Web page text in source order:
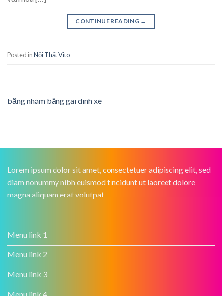
CONTINUE READING →
Posted inNội Thất Vito
băng nhám băng gai dính xé
Lorem ipsum dolor sit amet, consectetuer adipiscing elit, sed
diam nonummy nibh euismod tincidunt ut laoreet dolore
magna aliquam erat volutpat.
Menu link 1
Menu link 2
Menu link 3
Menu link 4